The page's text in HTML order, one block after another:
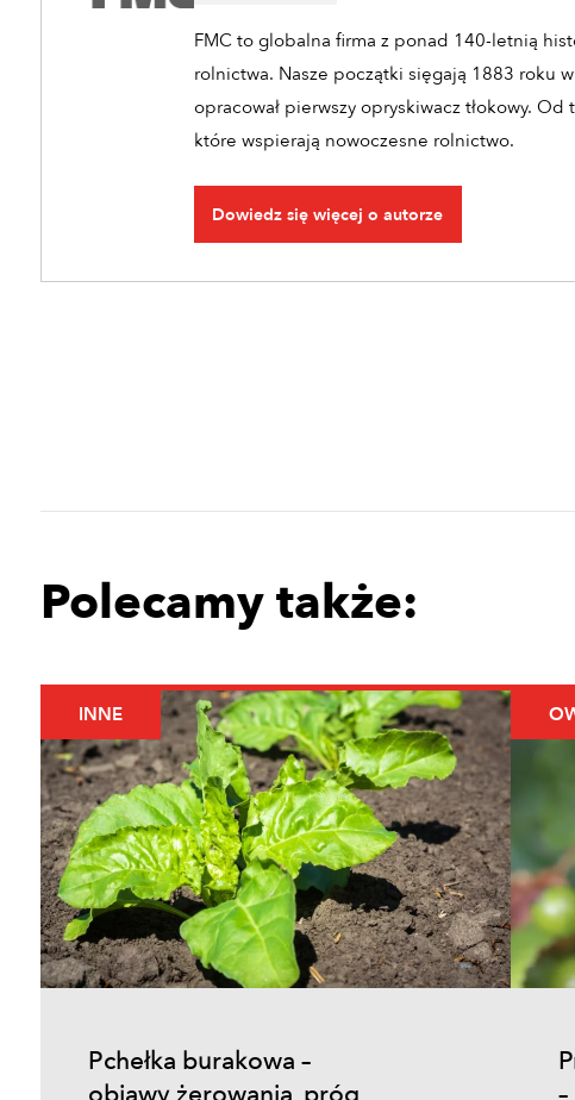
FMC to globalna firma z ponad 140-letnią
rolnictwa. Nasze początki sięgają 1883 roku
opracował pierwszy opryskiwacz tłokowy.
które wspierają nowoczesne rolnictwo.
Dowiedz się więcej o autorze
Polecamy także:
INNE
Pchełka burakowa –